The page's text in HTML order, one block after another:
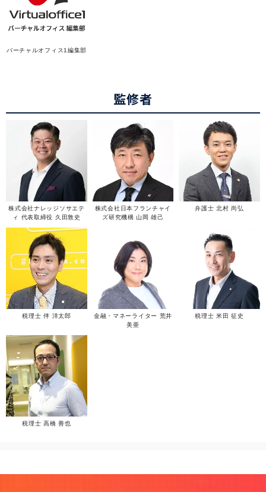
バーチャルオフィス1編集部
監修者
株式会社ナレッジソサエテ
ィ 代表取締役 久田敦史
株式会社日本フランチャイ
ズ研究機構 山岡 雄己
弁護士 北村 尚弘
税理士 伴 洋太郎
金融・マネーライター 荒井
美亜
税理士 米田 征史
税理士 高橋 善也